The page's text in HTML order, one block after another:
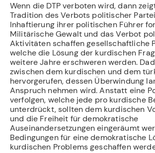
Wenn die DTP verboten wird, dann
Tradition des Verbots politischer
Inhaftierung ihrer politischen Führer
Militärische Gewalt und das Verbot
Aktivitäten schaffen gesellschaftliche
welche die Lösung der kurdischen
weitere Jahre erschweren werden.
zwischen dem kurdischen und dem
hervorgerufen, dessen Überwindung
Anspruch nehmen wird. Anstatt eine
verfolgen, welche jede pro kurdische
unterdrückt, sollten dem kurdischen
und die Freiheit für demokratische
Auseinandersetzungen eingeräumt
Bedingungen für eine demokratische
kurdischen Problems geschaffen